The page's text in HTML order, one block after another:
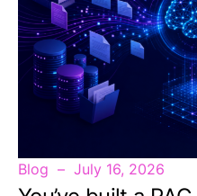
Blog July 16, 2026